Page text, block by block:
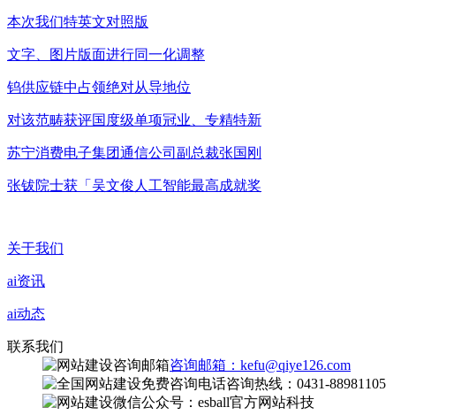
本次我们特英文对照版
文字、图片版面进行同一化调整
钨供应链中占领绝对从导地位
对该范畴获评国度级单项冠业、专精特新
苏宁消费电子集团通信公司副总裁张国刚
张钹院士获「吴文俊人工智能最高成就奖
关于我们
ai资讯
ai动态
联系我们
咨询邮箱：kefu@qiye126.com
咨询热线：0431-88981105
微信公众号：esball官方网站科技